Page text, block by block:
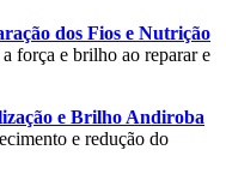
dos Fios e Nutrição
a força e brilho ao reparar e
e Brilho Andiroba
e redução do